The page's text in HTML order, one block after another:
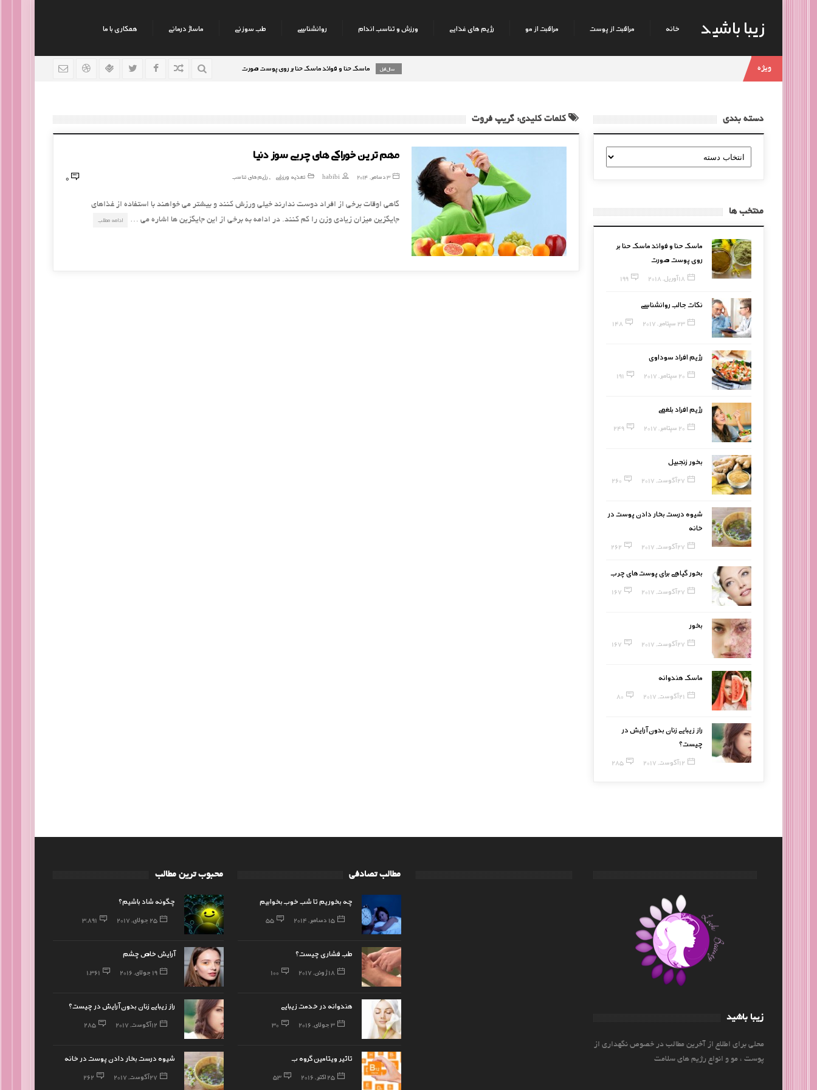
زیبا باشید خانه مراقبت از پوست مراقبت از مو رژیم های غذایی ورزش و تناسب اندام روانشناسی طب سوزنی ماساژ درمانی همکاری با ما
ویژه ماسک حنا و فوائد ماسک حنا بر روی پوست صورت نکات جالب روانشناسی رژیم افراد سوداوی
کلمات کلیدی: گریپ فروت
مهم ترین خوراکی های چربی سوز دنیا
3 دسامبر, 2014 habibi تغذیه ورزشی ,رژیم های تناسب 0
گاهی اوقات برخی از افراد دوست ندارند خیلی ورزش کنند و بیشتر می خواهند با استفاده از غذاهای
جایگزین میزان زیادی وزن را کم کنند. در ادامه به برخی از این جایگزین ها اشاره می …
ادامه مطلب
دسته بندی
دسته
بندی
منتخب ها
ماسک حنا و فوائد ماسک حنا بر
روی پوست صورت
18 آوریل, 2018 199
نکات جالب روانشناسی
23 سپتامبر, 2017 148
رژیم افراد سوداوی
20 سپتامبر, 2017 191
رژیم افراد بلغمی
20 سپتامبر, 2017 249
بخور زنجبیل
27 آگوست, 2017 260
شیوه درست بخار دادن پوست در
خانه
27 آگوست, 2017 262
بخور گیاهی برای پوست‌های چرب
27 آگوست, 2017 167
بخور
27 آگوست, 2017 167
ماسک هندوانه
21 آگوست, 2017 80
راز زیبایی زنان بدون آرایش در
چیست؟
12 آگوست, 2017 285
محبوب ترین مطالب
چگونه شاد باشیم؟
25 جولای, 2017 3,891
آرایش خاص چشم
19 جولای, 2016 1,361
راز زیبایی زنان بدون آرایش در چیست؟
12 آگوست, 2017 285
شیوه درست بخار دادن پوست در خانه
27 آگوست, 2017 262
مطالب تصادفی
چه بخوریم تا شب خوب بخوابیم
15 دسامبر, 2014 55
طب فشاری چیست؟
18 ژوئن, 2017 100
هندوانه در خدمت زیبایی
3 جولای, 2016 30
تاثیر ویتامین گروه ب
25 اکتبر, 2016 53
زیبا باشید
محلی برای اطلاع از آخرین مطالب در خصوص نگهداری از
پوست ، مو و انواع رژیم های سلامت